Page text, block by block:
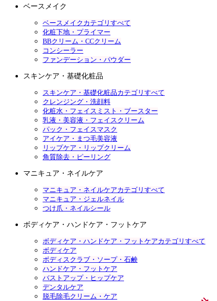
ベースメイク
ベースメイクカテゴリすべて
化粧下地・プライマー
BBクリーム・CCクリーム
コンシーラー
ファンデーション・パウダー
スキンケア・基礎化粧品
スキンケア・基礎化粧品カテゴリすべて
クレンジング・洗顔料
化粧水・フェイスミスト・ブースター
乳液・美容液・フェイスクリーム
パック・フェイスマスク
アイケア・まつ毛美容液
リップケア・リップクリーム
角質除去・ピーリング
マニキュア・ネイルケア
マニキュア・ネイルケアカテゴリすべて
マニキュア・ジェルネイル
つけ爪・ネイルシール
ボディケア・ハンドケア・フットケア
ボディケア・ハンドケア・フットケアカテゴリすべて
ボディケア
ボディスクラブ・ソープ・石鹸
ハンドケア・フットケア
バストアップ・ヒップケア
デンタルケア
脱毛除毛クリーム・ケア